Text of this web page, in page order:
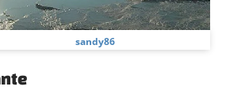
sandy86